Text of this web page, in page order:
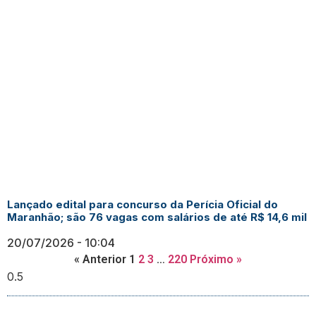
Lançado edital para concurso da Perícia Oficial do
Maranhão; são 76 vagas com salários de até R$ 14,6 mil
20/07/2026 10:04
« Anterior 1 2 3 … 220 Próximo »